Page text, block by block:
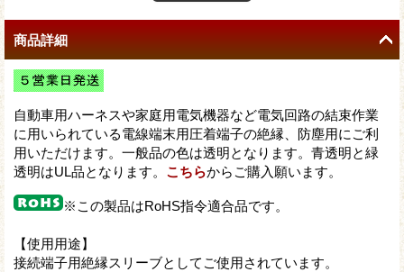
商品詳細
自動車用ハーネスや家庭用電気機器など電気回路の結束作業
に用いられている電線端末用圧着端子の絶縁、防塵用にご利
用いただけます。一般品の色は透明となります。青透明と緑
透明はUL品となります。 こちらからご購入願います。
※この製品はRoHS指令適合品です。
【使用用途】
接続端子用絶縁スリーブとしてご使用されています。